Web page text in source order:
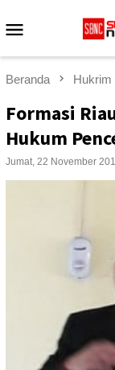
ke
Beranda Hukrim
Formasi
Hukum
Jumat, 22 November